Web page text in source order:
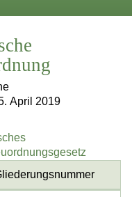
April 2019